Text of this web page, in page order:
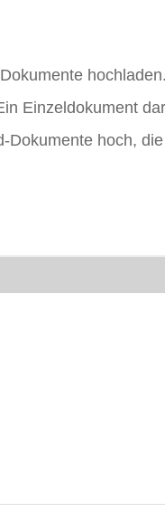
hochladen.
Einzeldokument
Dokumente hoch,